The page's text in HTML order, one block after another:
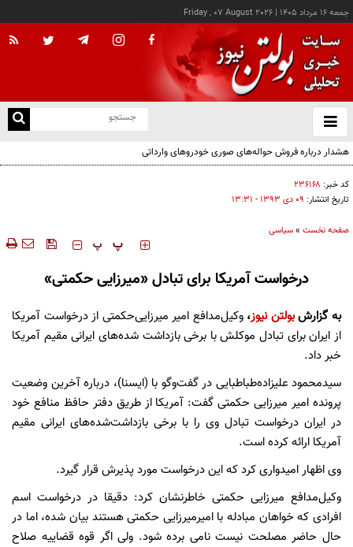
جمعه ۱۶ مرداد ۱۴۰۵ |
Friday , 07 August 2026
باز
و
هشدار درباره فروش حواله‌های صوری خودروهای وارداتی
کد خبر: ۲۳۶۱۶۸
تاریخ انتشار: ۰۹ دی ۱۳۹۳ - ۱۳:۳۱
صفحه نخست »سیاسی
‍‍‍ پ پ
درخواست آمریکا برای تبادل «میرزایی حکمتی»
به گزارشبولتن نیوز،وکیل‌مدافع امیر میرزایی‌حکمتی از درخواست آمریکا
از ایران برای تبادل موکلش با برخی بازداشت‌ شده‌های ایرانی مقیم آمریکا
خبر داد.
سیدمحمود علیزاده‌طباطبایی در گفت‌وگو با (ایسنا)، درباره‌ آخرین وضعیت
پرونده‌ امیر میرزایی حکمتی گفت: آمریکا از طریق دفتر حافظ منافع خود
در ایران درخواست تبادل وی را با برخی بازداشت‌شده‌های ایرانی مقیم
آمریکا ارائه کرده است.
وی اظهار امیدواری کرد که این درخواست مورد پذیرش قرار گیرد.
وکیل‌مدافع میرزایی حکمتی خاطرنشان کرد:‌ دقیقا در درخواست اسم
افرادی که خواهان مبادله با امیرمیرزایی حکمتی هستند بیان شده، اما در
حال حاضر مصلحت نیست نامی برده شود. ولی اگر قوه قضاییه صلاح